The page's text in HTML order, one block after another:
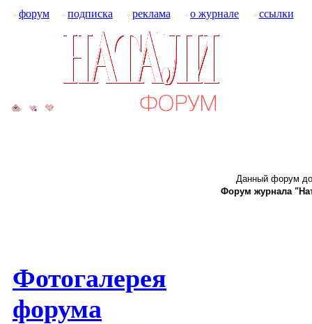
форум подписка реклама о журнале ссылки
Данный форум
Форум журнала
Фотогалерея
форума